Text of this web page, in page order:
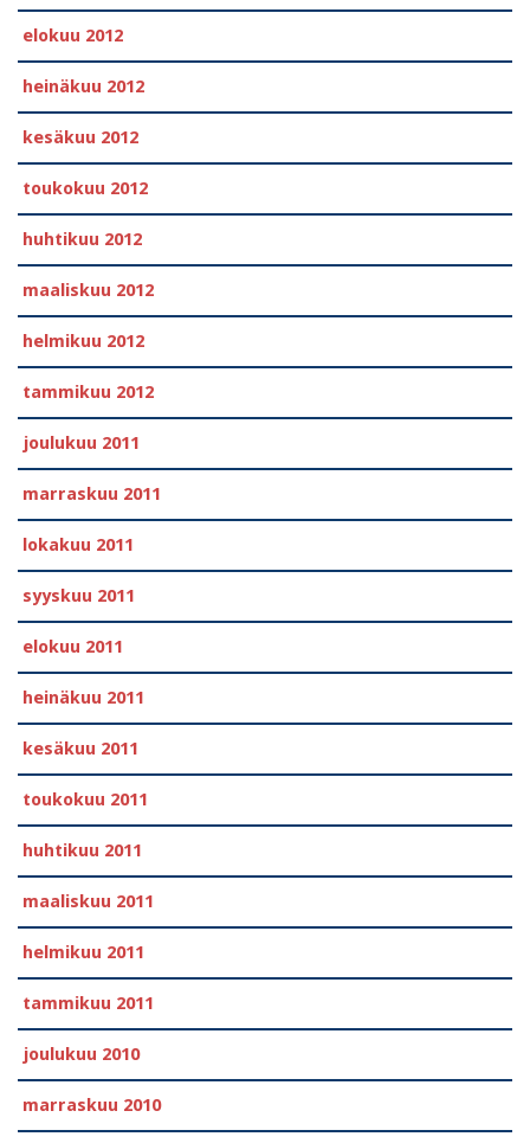
elokuu 2012
heinäkuu 2012
kesäkuu 2012
toukokuu 2012
huhtikuu 2012
maaliskuu 2012
helmikuu 2012
tammikuu 2012
joulukuu 2011
marraskuu 2011
lokakuu 2011
syyskuu 2011
elokuu 2011
heinäkuu 2011
kesäkuu 2011
toukokuu 2011
huhtikuu 2011
maaliskuu 2011
helmikuu 2011
tammikuu 2011
joulukuu 2010
marraskuu 2010